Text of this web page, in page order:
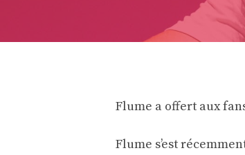
Flume a offert aux
Flume s’est